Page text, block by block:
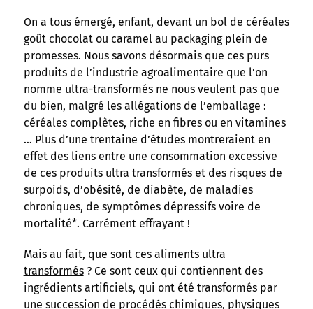
On a tous émergé, enfant, devant un bol de céréales
goût chocolat ou caramel au packaging plein de
promesses. Nous savons désormais que ces purs
produits de l’industrie agroalimentaire que l’on
nomme ultra-transformés ne nous veulent pas que
du bien, malgré les allégations de l’emballage :
céréales complètes, riche en fibres ou en vitamines
… Plus d’une trentaine d’études montreraient en
effet des liens entre une consommation excessive
de ces produits ultra transformés et des risques de
surpoids, d’obésité, de diabète, de maladies
chroniques, de symptômes dépressifs voire de
mortalité*. Carrément effrayant !
Mais au fait, que sont ces aliments ultra
transformés? Ce sont ceux qui contiennent des
ingrédients artificiels, qui ont été transformés par
une succession de procédés chimiques, physiques